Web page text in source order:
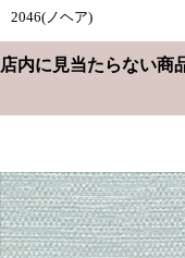
2046(ノヘア)
店内に見当たらない商